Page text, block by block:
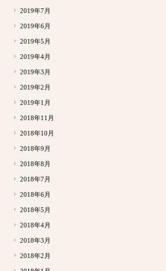
2019年7月
2019年6月
2019年5月
2019年4月
2019年3月
2019年2月
2019年1月
2018年11月
2018年10月
2018年9月
2018年8月
2018年7月
2018年6月
2018年5月
2018年4月
2018年3月
2018年2月